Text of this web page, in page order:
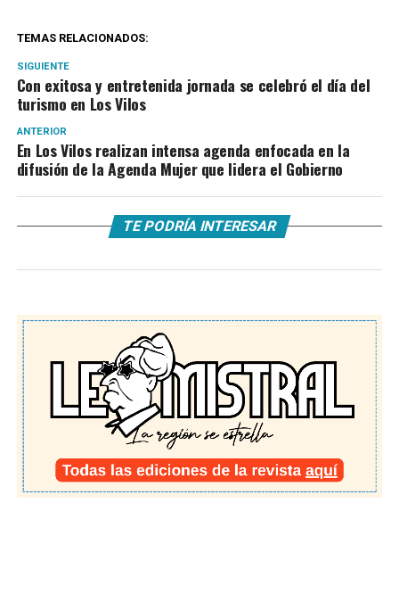
TEMAS RELACIONADOS:
SIGUIENTE
Con exitosa y entretenida jornada se celebró el día del
turismo en Los Vilos
ANTERIOR
En Los Vilos realizan intensa agenda enfocada en la
difusión de la Agenda Mujer que lidera el Gobierno
TE PODRÍA INTERESAR